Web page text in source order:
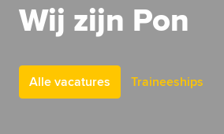
Wij zijn Pon
Alle vacatures Traineeships